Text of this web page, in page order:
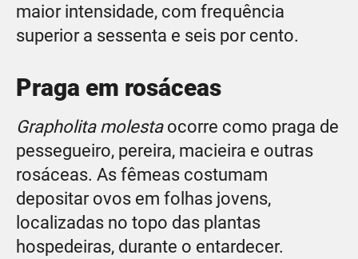
maior intensidade, com frequência
superior a sessenta e seis por cento.
Praga em rosáceas
Grapholita molestaocorre como praga de
pessegueiro, pereira, macieira e outras
rosáceas. As fêmeas costumam
depositar ovos em folhas jovens,
localizadas no topo das plantas
hospedeiras, durante o entardecer.